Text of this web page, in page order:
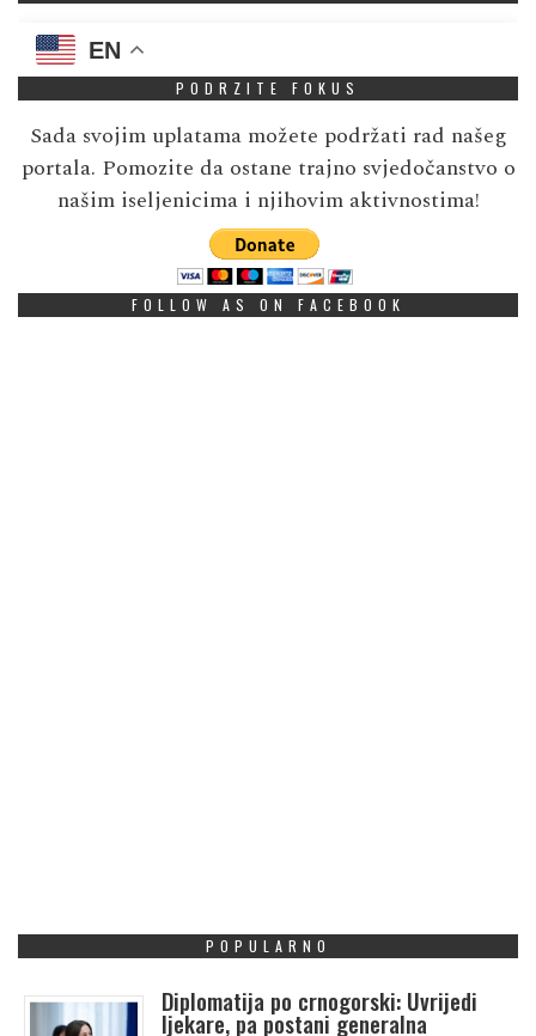
EN
PODRZITE FOKUS
Sada svojim uplatama možete podržati rad našeg
portala. Pomozite da ostane trajno svjedočanstvo o
našim iseljenicima i njihovim aktivnostima!
FOLLOW AS ON FACEBOOK
POPULARNO
Diplomatija po crnogorski: Uvrijedi
ljekare, pa postani generalna